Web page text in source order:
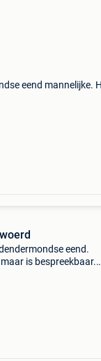
eend mannelijke.
eend.
is bespreekbaar.